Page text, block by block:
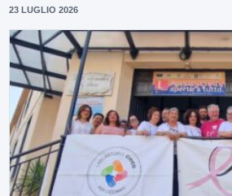
23 LUGLIO 2026